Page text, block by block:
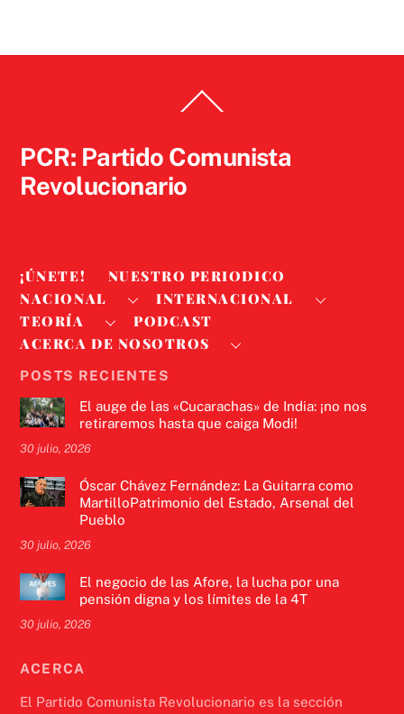
To
PCR: Partido Comunista
Revolucionario
¡ÚNETE!
NUESTRO PERIODICO
NACIONAL
INTERNACIONAL
TEORÍA
PODCAST
ACERCA DE NOSOTROS
POSTS RECIENTES
El auge de las «Cucarachas» de India: ¡no nos
retiraremos hasta que caiga Modi!
30 julio, 2026
Óscar Chávez Fernández: La Guitarra como
MartilloPatrimonio del Estado, Arsenal del
Pueblo
30 julio, 2026
El negocio de las Afore, la lucha por una
pensión digna y los límites de la 4T
30 julio, 2026
ACERCA
El Partido Comunista Revolucionario es la sección